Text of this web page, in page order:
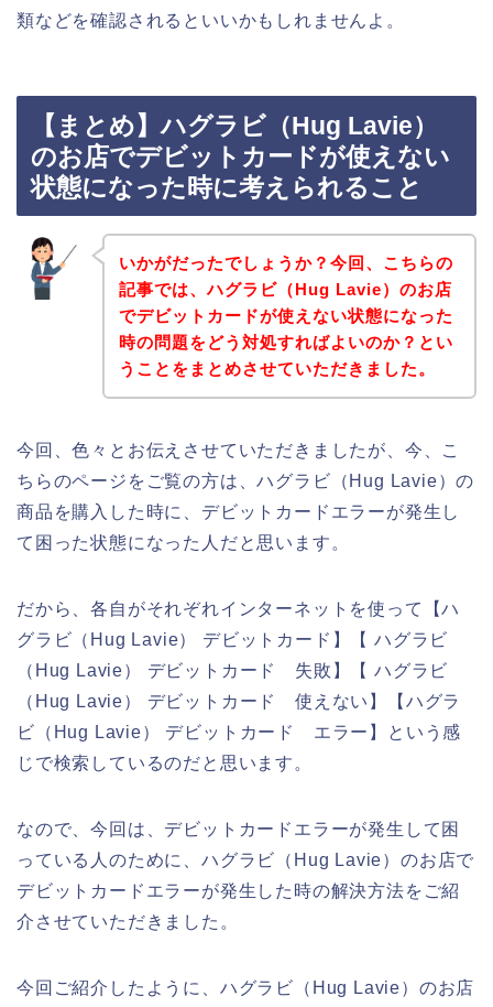
類などを確認されるといいかもしれませんよ。
【まとめ】ハグラビ（Hug Lavie）
のお店でデビットカードが使えない
状態になった時に考えられること
いかがだったでしょうか？今回、こちらの
記事では、ハグラビ（Hug Lavie）のお店
でデビットカードが使えない状態になった
時の問題をどう対処すればよいのか？とい
うことをまとめさせていただきました。
今回、色々とお伝えさせていただきましたが、今、こ
ちらのページをご覧の方は、ハグラビ（Hug Lavie）の
商品を購入した時に、デビットカードエラーが発生し
て困った状態になった人だと思います。
だから、各自がそれぞれインターネットを使って【ハ
グラビ（Hug Lavie） デビットカード】【 ハグラビ
（Hug Lavie） デビットカード 失敗】【 ハグラビ
（Hug Lavie） デビットカード 使えない】【ハグラ
ビ（Hug Lavie） デビットカード エラー】という感
じで検索しているのだと思います。
なので、今回は、デビットカードエラーが発生して困
っている人のために、ハグラビ（Hug Lavie）のお店で
デビットカードエラーが発生した時の解決方法をご紹
介させていただきました。
今回ご紹介したように、ハグラビ（Hug Lavie）のお店